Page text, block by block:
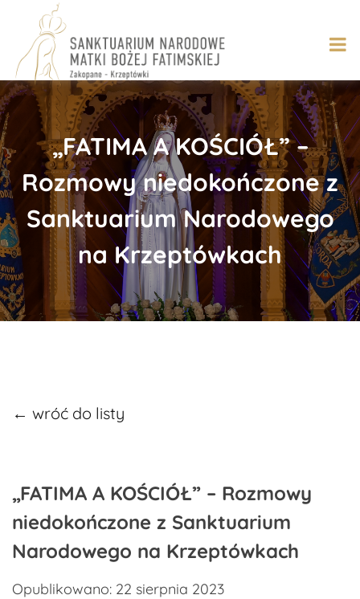
content
„FATIMA A KOŚCIÓŁ” –
Rozmowy niedokończone z
Sanktuarium Narodowego
na Krzeptówkach
← wróć do listy
„FATIMA A KOŚCIÓŁ” – Rozmowy
niedokończone z Sanktuarium
Narodowego na Krzeptówkach
Opublikowano: 22 sierpnia 2023